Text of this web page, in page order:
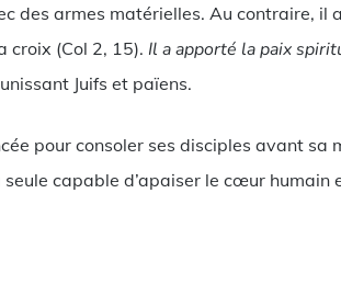
des armes matérielles. Au contraire, il a
croix (Col 2, 15). Il a apporté la paix
Juifs et païens.
pour consoler ses disciples avant sa
seule capable d’apaiser le cœur humain